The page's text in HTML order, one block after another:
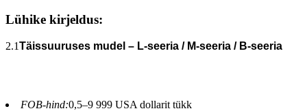
Lühike kirjeldus:
2.1Täissuuruses mudel – L-seeria / M-seeria / B-seeria
FOB-hind:0,5–9 999 USA dollarit tükk